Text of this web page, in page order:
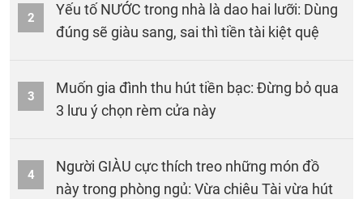
2
Yếu tố NƯỚC trong nhà là dao hai lưỡi: Dùng
đúng sẽ giàu sang, sai thì tiền tài kiệt quệ
3
Muốn gia đình thu hút tiền bạc: Đừng bỏ qua
3 lưu ý chọn rèm cửa này
4
Người GIÀU cực thích treo những món đồ
này trong phòng ngủ: Vừa chiêu Tài vừa hút